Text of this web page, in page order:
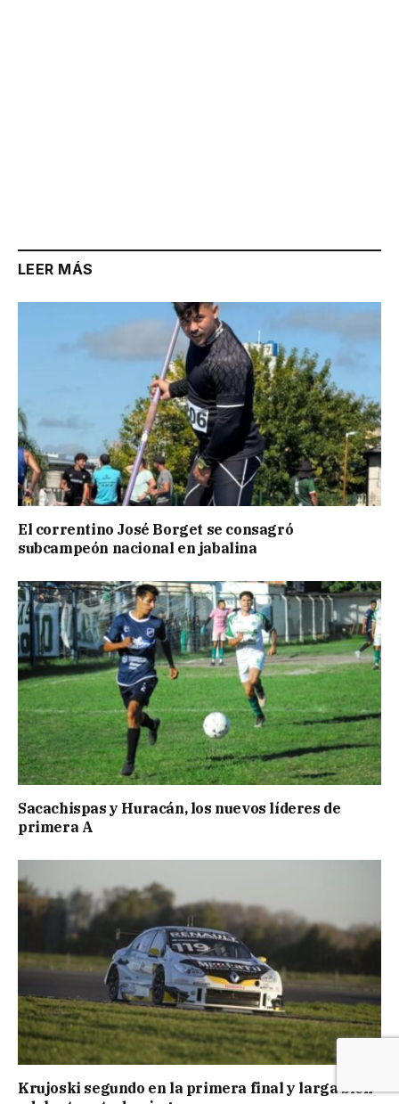
LEER MÁS
El correntino José Borget se consagró
subcampeón nacional en jabalina
Sacachispas y Huracán, los nuevos líderes de
primera A
Krujoski segundo en la primera final y larga bien